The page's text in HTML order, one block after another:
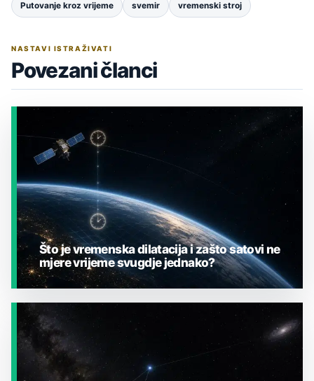
Putovanje kroz vrijeme svemir vremenski stroj
NASTAVI ISTRAŽIVATI
Povezani članci
JESTE LI ZNALI?
Što je vremenska dilatacija i zašto satovi ne
mjere vrijeme svugdje jednako?